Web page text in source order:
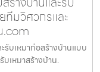
ทีมวิศวกรและ
.com
บเหมาก่อสร้างบ้านแบบ
เหมาสร้างบ้าน.